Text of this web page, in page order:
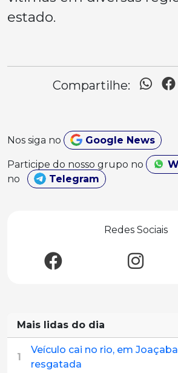
estado.
Compartilhe:
Nos siga no Google News
Participe do nosso grupo no
no
Telegram
Redes Sociais
Mais lidas do dia
1
Veículo cai no rio, em
resgatada